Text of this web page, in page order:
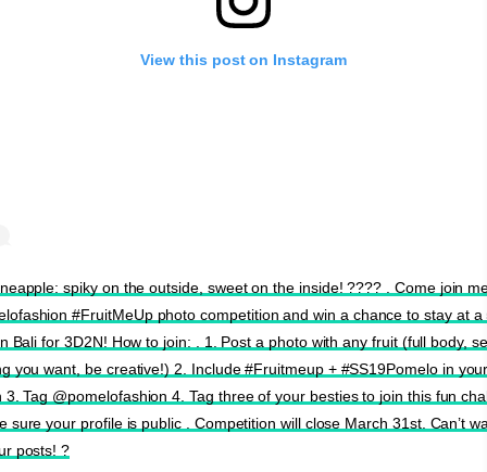
View this post on Instagram
spiky on the outside, sweet on the inside! ???? . Come join
#FruitMeUp photo competition and win a chance to stay at a
Bali for 3D2N! How to join: . 1. Post a photo with any fruit (full body,
you want, be creative!) 2. Include #Fruitmeup + #SS19Pomelo in
3. Tag @pomelofashion 4. Tag three of your besties to join this fun
sure your profile is public . Competition will close March 31st. Can’t
posts! ?